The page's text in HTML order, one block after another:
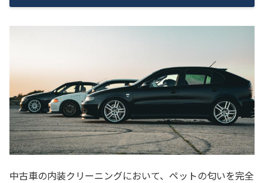
中古車の内装クリーニングにおいて、ペットの匂いを完全